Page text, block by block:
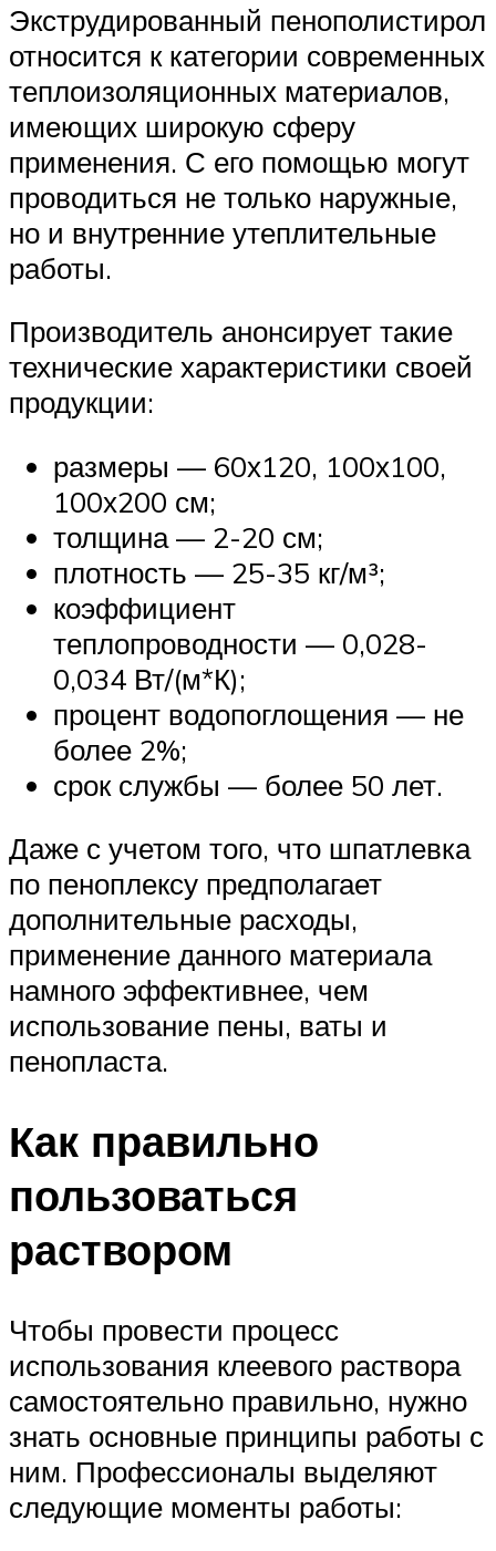
Экструдированный пенополистирол
относится к категории современных
теплоизоляционных материалов,
имеющих широкую сферу
применения. С его помощью могут
проводиться не только наружные,
но и внутренние утеплительные
работы.
Производитель анонсирует такие
технические характеристики своей
продукции:
размеры — 60х120, 100х100,
100х200 см;
толщина — 2-20 см;
плотность — 25-35 кг/м³;
коэффициент
теплопроводности — 0,028-
0,034 Вт/(м*К);
процент водопоглощения — не
более 2%;
срок службы — более 50 лет.
Даже с учетом того, что шпатлевка
по пеноплексу предполагает
дополнительные расходы,
применение данного материала
намного эффективнее, чем
использование пены, ваты и
пенопласта.
Как правильно
пользоваться
раствором
Чтобы провести процесс
использования клеевого раствора
самостоятельно правильно, нужно
знать основные принципы работы с
ним. Профессионалы выделяют
следующие моменты работы: